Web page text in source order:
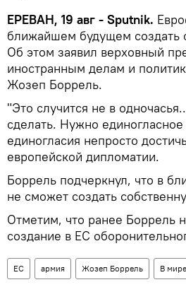
ЕРЕВАН, 19 авг - Sputnik.
ближайшем будущем создать
Об этом заявил верховный
иностранным делам и
Жозеп Боррель.
"Это случится не в
сделать. Нужно
единогласия непросто
европейской дипломатии.
Боррель подчеркнул, что в
не сможет создать
Отметим, что ранее Боррель
создание в ЕС
ЕС армия Жозеп Боррель В мире